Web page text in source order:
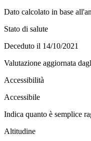
Dato calcolato in base
Stato di salute
Deceduto il 14/10/2021
Valutazione aggiornata
Accessibilità
Accessibile
Indica quanto è semplice
Altitudine